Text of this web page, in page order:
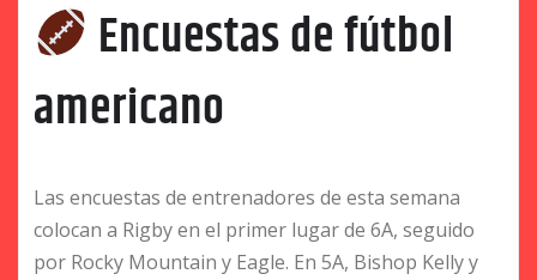
Encuestas de fútbol
americano
Las encuestas de entrenadores de esta semana
colocan a Rigby en el primer lugar de 6A, seguido
por Rocky Mountain y Eagle. En 5A, Bishop Kelly y